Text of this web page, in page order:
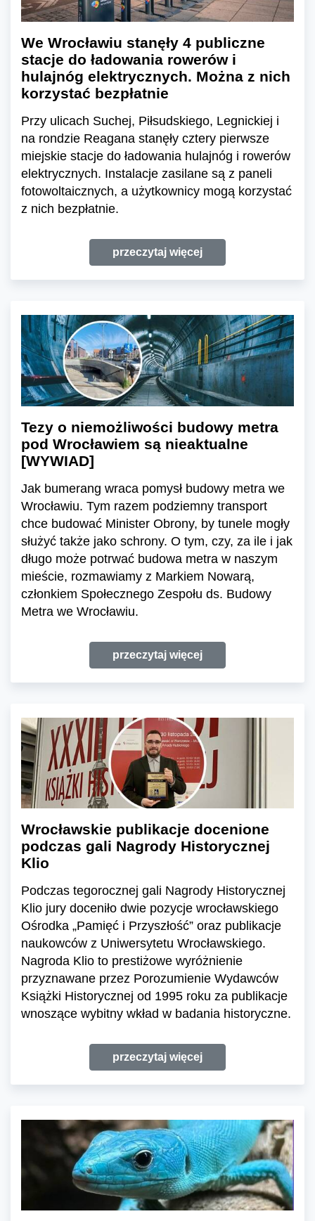
We Wrocławiu stanęły 4 publiczne
stacje do ładowania rowerów i
hulajnóg elektrycznych. Można z nich
korzystać bezpłatnie
Przy ulicach Suchej, Piłsudskiego, Legnickiej i
na rondzie Reagana stanęły cztery pierwsze
miejskie stacje do ładowania hulajnóg i rowerów
elektrycznych. Instalacje zasilane są z paneli
fotowoltaicznych, a użytkownicy mogą korzystać
z nich bezpłatnie.
przeczytaj więcej
Tezy o niemożliwości budowy metra
pod Wrocławiem są nieaktualne
[WYWIAD]
Jak bumerang wraca pomysł budowy metra we
Wrocławiu. Tym razem podziemny transport
chce budować Minister Obrony, by tunele mogły
służyć także jako schrony. O tym, czy, za ile i jak
długo może potrwać budowa metra w naszym
mieście, rozmawiamy z Markiem Nowarą,
członkiem Społecznego Zespołu ds. Budowy
Metra we Wrocławiu.
przeczytaj więcej
Wrocławskie publikacje docenione
podczas gali Nagrody Historycznej
Klio
Podczas tegorocznej gali Nagrody Historycznej
Klio jury doceniło dwie pozycje wrocławskiego
Ośrodka „Pamięć i Przyszłość” oraz publikacje
naukowców z Uniwersytetu Wrocławskiego.
Nagroda Klio to prestiżowe wyróżnienie
przyznawane przez Porozumienie Wydawców
Książki Historycznej od 1995 roku za publikacje
wnoszące wybitny wkład w badania historyczne.
przeczytaj więcej